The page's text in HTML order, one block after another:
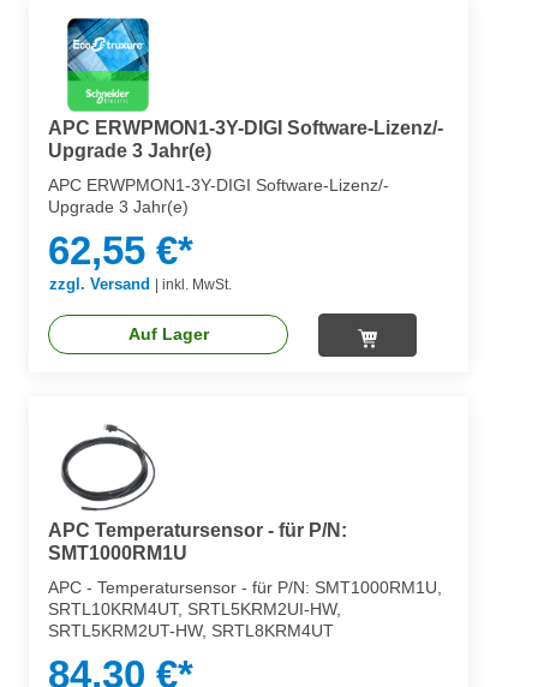
APC ERWPMON1-3Y-DIGI Software-Lizenz/-
Upgrade 3 Jahr(e)
APC ERWPMON1-3Y-DIGI Software-Lizenz/-
Upgrade 3 Jahr(e)
62,55 €*
zzgl. Versand inkl. MwSt.
Auf Lager
APC Temperatursensor - für P/N:
SMT1000RM1U
APC - Temperatursensor - für P/N: SMT1000RM1U,
SRTL10KRM4UT, SRTL5KRM2UI-HW,
SRTL5KRM2UT-HW, SRTL8KRM4UT
84,30 €*